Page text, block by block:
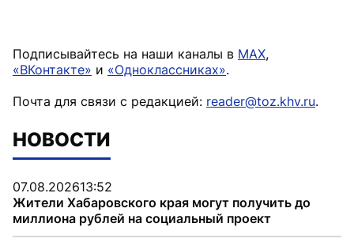
Подписывайтесь на наши каналы в MAX,
«ВКонтакте» и «Одноклассниках».
Почта для связи с редакцией: reader@toz.khv.ru.
НОВОСТИ
07.08.202613:52
Жители Хабаровского края могут получить до
миллиона рублей на социальный проект